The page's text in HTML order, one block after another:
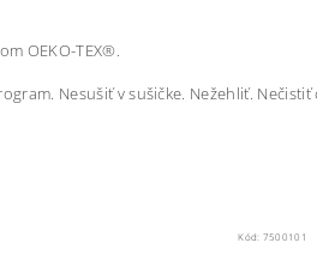
OEKO-TEX®.
Nesušiť v sušičke. Nežehliť.
Kód: 7500101